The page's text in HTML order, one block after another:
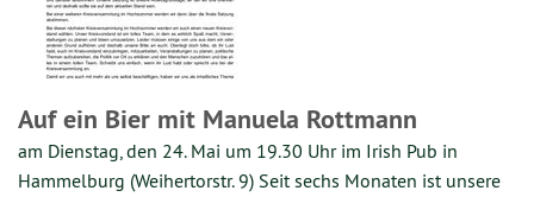
Auf ein Bier mit Manuela Rottmann
am Dienstag, den 24. Mai um 19.30 Uhr im Irish Pub in
Hammelburg (Weihertorstr. 9) Seit sechs Monaten ist unsere